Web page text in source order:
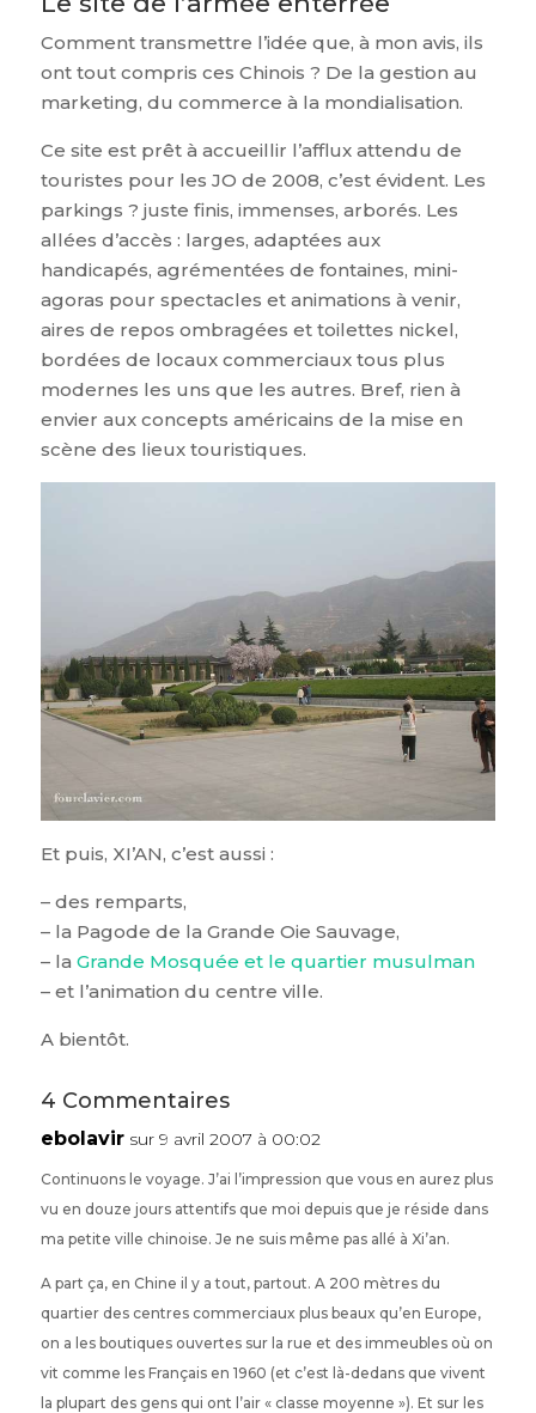
Comment transmettre l’idée que, à mon avis, ils
ont tout compris ces Chinois ? De la gestion au
marketing, du commerce à la mondialisation.
Ce site est prêt à accueillir l’afflux attendu de
touristes pour les JO de 2008, c’est évident. Les
parkings ? juste finis, immenses, arborés. Les
allées d’accès : larges, adaptées aux
handicapés, agrémentées de fontaines, mini-
agoras pour spectacles et animations à venir,
aires de repos ombragées et toilettes nickel,
bordées de locaux commerciaux tous plus
modernes les uns que les autres. Bref, rien à
envier aux concepts américains de la mise en
scène des lieux touristiques.
Et puis, XI’AN, c’est aussi :
– des remparts,
– la Pagode de la Grande Oie Sauvage,
– la Grande Mosquée et le quartier musulman
– et l’animation du centre ville.
A bientôt.
4 Commentaires
ebolavir sur 9 avril 2007 à 00:02
Continuons le voyage. J’ai l’impression que vous en aurez plus
vu en douze jours attentifs que moi depuis que je réside dans
ma petite ville chinoise. Je ne suis même pas allé à Xi’an.
A part ça, en Chine il y a tout, partout. A 200 mètres du
quartier des centres commerciaux plus beaux qu’en Europe,
on a les boutiques ouvertes sur la rue et des immeubles où on
vit comme les Français en 1960 (et c’est là-dedans que vivent
la plupart des gens qui ont l’air « classe moyenne »). Et sur les